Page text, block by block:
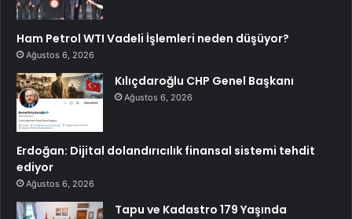
Ham Petrol WTI Vadeli İşlemleri neden düşüyor?
Ağustos 6, 2026
Kılıçdaroğlu CHP Genel Başkanı
Ağustos 6, 2026
Erdoğan: Dijital dolandırıcılık finansal sistemi tehdit
ediyor
Ağustos 6, 2026
Tapu ve Kadastro 179 Yaşında